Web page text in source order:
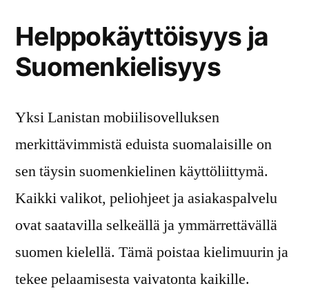
Helppokäyttöisyys ja
Suomenkielisyys
Yksi Lanistan mobiilisovelluksen
merkittävimmistä eduista suomalaisille on
sen täysin suomenkielinen käyttöliittymä.
Kaikki valikot, peliohjeet ja asiakaspalvelu
ovat saatavilla selkeällä ja ymmärrettävällä
suomen kielellä. Tämä poistaa kielimuurin ja
tekee pelaamisesta vaivatonta kaikille.